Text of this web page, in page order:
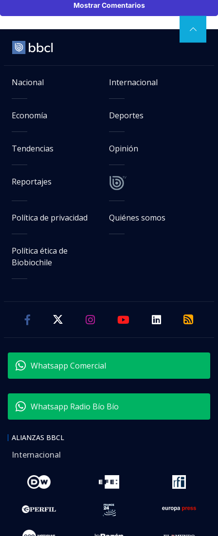
Mostrar Comentarios
Nacional Internacional
Economía Deportes
Tendencias Opinión
Reportajes
Política de privacidad Quiénes somos
Política ética de
Biobiochile
Whatsapp Comercial
Whatsapp Radio Bío Bío
ALIANZAS BBCL
Internacional